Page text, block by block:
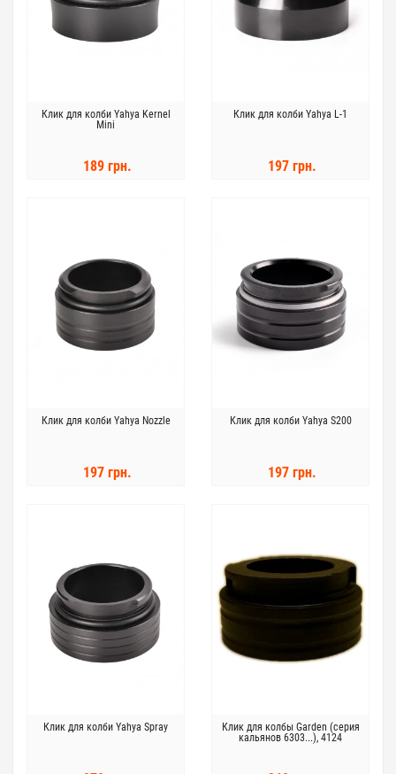
Клик для колби Yahya Kernel
Mini
189 грн.
Клик для колби Yahya L-1
197 грн.
Клик для колби Yahya Nozzle
197 грн.
Клик для колби Yahya S200
197 грн.
Клик для колби Yahya Spray
Клик для колбы Garden (серия
кальянов 6303...), 4124